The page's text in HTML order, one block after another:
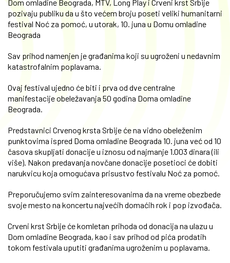
Dom omladine Beograda, MTV, Long Play i Crveni krst Srbije
pozivaju publiku da u što većem broju poseti veliki humanitarni
festival Noć za pomoć, u utorak, 10. juna u Domu omladine
Beograda
Sav prihod namenjen je građanima koji su ugroženi u nedavnim
katastrofalnim poplavama.
Ovaj festival ujedno će biti i prva od dve centralne
manifestacije obeležavanja 50 godina Doma omladine
Beograda.
Predstavnici Crvenog krsta Srbije će na vidno obeleženim
punktovima ispred Doma omladine Beograda 10. juna već od 10
časova skupljati donacije u iznosu od najmanje 1.003 dinara (ili
više). Nakon predavanja novčane donacije posetioci će dobiti
narukvicu koja omogućava prisustvo festivalu Noć za pomoć.
Preporučujemo svim zainteresovanima da na vreme obezbede
svoje mesto na koncertu najvećih domaćih rok i pop izvođača.
Crveni krst Srbije će komletan prihoda od donacija na ulazu u
Dom omladine Beograda, kao i sav prihod od pića prodatih
tokom festivala uputiti građanima ugroženim u poplavama.